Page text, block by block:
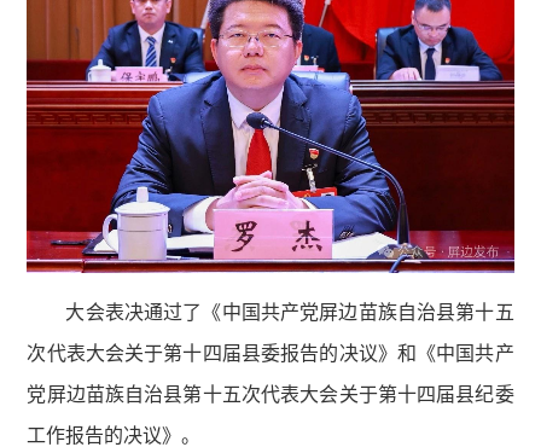
大会表决通过了《中国共产党屏边苗族自治县第十五
次代表大会关于第十四届县委报告的决议》和《中国共产
党屏边苗族自治县第十五次代表大会关于第十四届县纪委
工作报告的决议》。